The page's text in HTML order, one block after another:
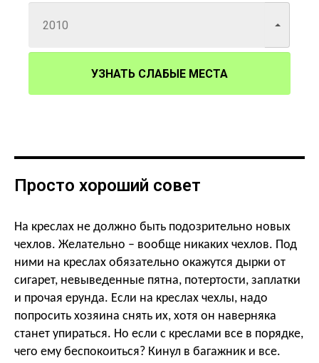
УЗНАТЬ СЛАБЫЕ МЕСТА
Просто хороший совет
На креслах не должно быть подозрительно новых
чехлов. Желательно – вообще никаких чехлов. Под
ними на креслах обязательно окажутся дырки от
сигарет, невыведенные пятна, потертости, заплатки
и прочая ерунда. Если на креслах чехлы, надо
попросить хозяина снять их, хотя он наверняка
станет упираться. Но если с креслами все в порядке,
чего ему беспокоиться? Кинул в багажник и все.